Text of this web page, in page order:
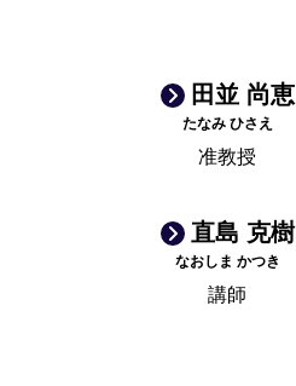
田並 尚恵
たなみ ひさえ
准教授
直島 克樹
なおしま かつき
講師